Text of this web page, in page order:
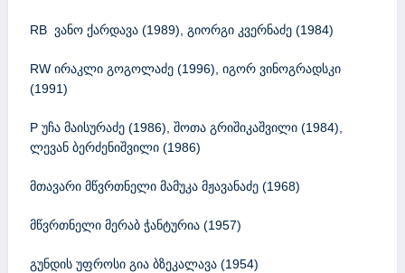
RB ვანო ქარდავა (1989), გიორგი კვერნაძე (1984)
RW ირაკლი გოგოლაძე (1996), იგორ ვინოგრადსკი
(1991)
P უჩა მაისურაძე (1986), შოთა გრიშიკაშვილი (1984),
ლევან ბერძენიშვილი (1986)
მთავარი მწვრთნელი მამუკა მჟავანაძე (1968)
მწვრთნელი მერაბ ჭანტურია (1957)
გუნდის უფროსი გია ბზეკალავა (1954)